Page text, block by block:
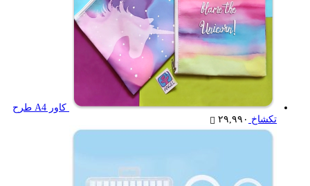
کاور A4 طرح
تکشاخ ۲۹,۹۹۰